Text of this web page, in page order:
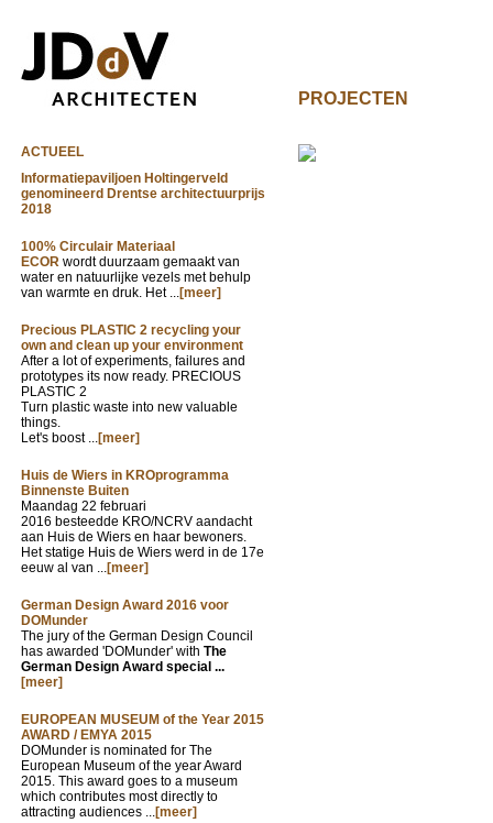
PROJECTEN
ACTUEEL
Informatiepaviljoen Holtingerveld
genomineerd Drentse architectuurprijs
2018
100% Circulair Materiaal
ECOR wordt duurzaam gemaakt van
water en natuurlijke vezels met behulp
van warmte en druk. Het ...[meer]
Precious PLASTIC 2 recycling your
own and clean up your environment
After a lot of experiments, failures and
prototypes its now ready. PRECIOUS
PLASTIC 2
Turn plastic waste into new valuable
things.
Let's boost ...[meer]
Huis de Wiers in KROprogramma
Binnenste Buiten
Maandag 22 februari
2016 besteedde KRO/NCRV aandacht
aan Huis de Wiers en haar bewoners.
Het statige Huis de Wiers werd in de 17e
eeuw al van ...[meer]
German Design Award 2016 voor
DOMunder
The jury of the German Design Council
has awarded 'DOMunder' with The
German Design Award special ...
[meer]
EUROPEAN MUSEUM of the Year 2015
AWARD / EMYA 2015
DOMunder is nominated for The
European Museum of the year Award
2015. This award goes to a museum
which contributes most directly to
attracting audiences ...[meer]